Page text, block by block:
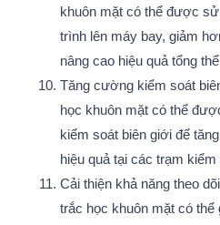
khuôn mặt có thể được
trình lên máy bay, giảm
nâng cao hiệu quả tổng
Tăng cường kiểm soát
học khuôn mặt có thể
kiểm soát biên giới để
hiệu quả tại các trạm
Cải thiện khả năng theo
trắc học khuôn mặt có thể